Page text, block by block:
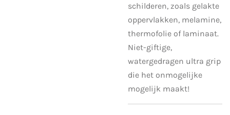
schilderen, zoals gelakte
oppervlakken, melamine,
thermofolie of laminaat.
Niet-giftige,
watergedragen ultra grip
die het onmogelijke
mogelijk maakt!